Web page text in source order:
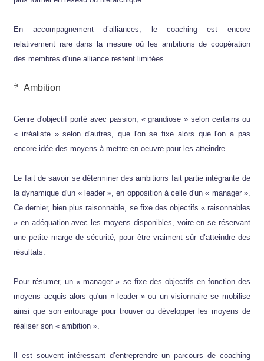
En accompagnement d’alliances, le coaching est encore
relativement rare dans la mesure où les ambitions de coopération
des membres d’une alliance restent limitées.
Ambition
Genre d'objectif porté avec passion, « grandiose » selon certains ou
« irréaliste » selon d'autres, que l'on se fixe alors que l'on a pas
encore idée des moyens à mettre en oeuvre pour les atteindre.
Le fait de savoir se déterminer des ambitions fait partie intégrante de
la dynamique d'un « leader », en opposition à celle d'un « manager ».
Ce dernier, bien plus raisonnable, se fixe des objectifs « raisonnables
» en adéquation avec les moyens disponibles, voire en se réservant
une petite marge de sécurité, pour être vraiment sûr d’atteindre des
résultats.
Pour résumer, un « manager » se fixe des objectifs en fonction des
moyens acquis alors qu'un « leader » ou un visionnaire se mobilise
ainsi que son entourage pour trouver ou développer les moyens de
réaliser son « ambition ».
Il est souvent intéressant d’entreprendre un parcours de coaching